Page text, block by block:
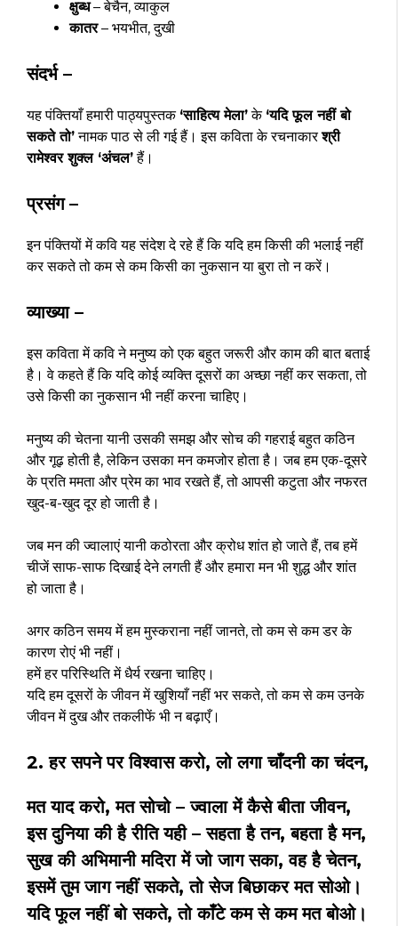
क्षुब्ध– बेचैन, व्याकुल
कातर– भयभीत, दुखी
संदर्भ –
यह पंक्तियाँ हमारी पाठ्यपुस्तक ‘साहित्य मेला’के ‘यदि फूल नहीं बो
सकते तो’नामक पाठ से ली गई हैं। इस कविता के रचनाकारश्री
रामेश्वर शुक्ल ‘अंचल’हैं।
प्रसंग –
इन पंक्तियों में कवि यह संदेश दे रहे हैं कि यदि हम किसी की भलाई नहीं
कर सकते तो कम से कम किसी का नुकसान या बुरा तो न करें।
व्याख्या –
इस कविता में कवि ने मनुष्य को एक बहुत जरूरी और काम की बात बताई
है। वे कहते हैं कि यदि कोई व्यक्ति दूसरों का अच्छा नहीं कर सकता, तो
उसे किसी का नुकसान भी नहीं करना चाहिए।
मनुष्य की चेतना यानी उसकी समझ और सोच की गहराई बहुत कठिन
और गूढ़ होती है, लेकिन उसका मन कमजोर होता है। जब हम एक-दूसरे
के प्रति ममता और प्रेम का भाव रखते हैं, तो आपसी कटुता और नफरत
खुद-ब-खुद दूर हो जाती है।
जब मन की ज्वालाएं यानी कठोरता और क्रोध शांत हो जाते हैं, तब हमें
चीजें साफ-साफ दिखाई देने लगती हैं और हमारा मन भी शुद्ध और शांत
हो जाता है।
अगर कठिन समय में हम मुस्कराना नहीं जानते, तो कम से कम डर के
कारण रोएं भी नहीं।
हमें हर परिस्थिति में धैर्य रखना चाहिए।
यदि हम दूसरों के जीवन में खुशियाँ नहीं भर सकते, तो कम से कम उनके
जीवन में दुख और तकलीफें भी न बढ़ाएँ।
2. हर सपने पर विश्वास करो, लो लगा चाँदनी का चंदन,
मत याद करो, मत सोचो – ज्वाला में कैसे बीता जीवन,
इस दुनिया की है रीति यही – सहता है तन, बहता है मन,
सुख की अभिमानी मदिरा में जो जाग सका, वह है चेतन,
इसमें तुम जाग नहीं सकते, तो सेज बिछाकर मत सोओ।
यदि फूल नहीं बो सकते, तो काँटे कम से कम मत बोओ।